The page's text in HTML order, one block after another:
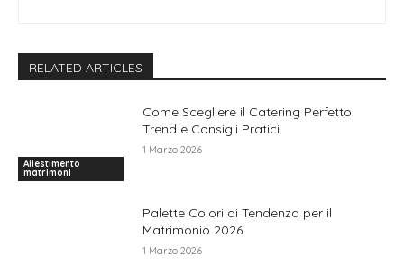
RELATED ARTICLES
Allestimento
matrimoni
Come Scegliere il Catering Perfetto:
Trend e Consigli Pratici
1 Marzo 2026
Palette Colori di Tendenza per il
Matrimonio 2026
1 Marzo 2026